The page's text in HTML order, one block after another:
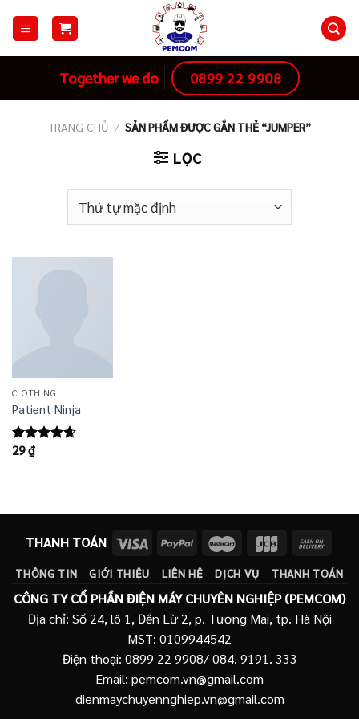
Together we do 0899 22 9908
TRANG CHỦ / SẢN PHẨM ĐƯỢC GẮN THẺ “JUMPER”
LỌC
CLOTHING
Patient Ninja
Được xếp
29₫
THANH TOÁN
THÔNG TIN GIỚI THIỆU LIÊN HỆ DỊCH VỤ THANH TOÁN
CÔNG TY CỔ PHẦN ĐIỆN MÁY CHUYÊN NGHIỆP (PEMCOM)
Địa chỉ: Số 24, lô 1, Đền Lừ 2, p. Tương Mai, tp. Hà Nội
MST: 0109944542
Điện thoại: 0899 22 9908/ 084. 9191. 333
Email: pemcom.vn@gmail.com
dienmaychuyennghiep.vn@gmail.com